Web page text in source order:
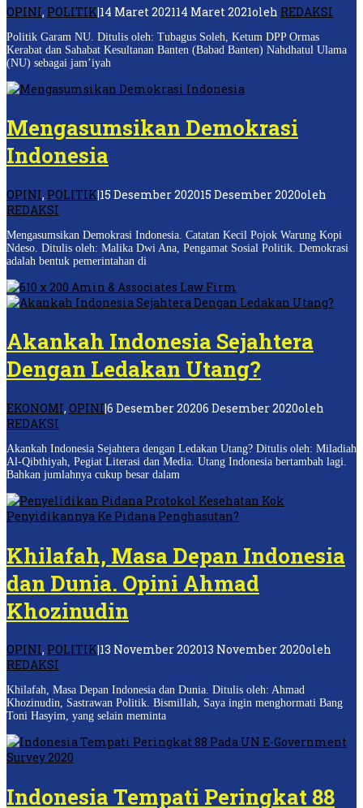
OPINI, POLITIK|14 Maret 202114 Maret 2021oleh REDAKSI
Politik Garam NU. Ditulis oleh: Tubagus Soleh, Ketum DPP Ormas
Kerabat dan Sahabat Kesultanan Banten (Babad Banten) Nahdhatul Ulama
(NU) sebagai jam’iyah
Mengasumsikan Demokrasi
Indonesia
OPINI, POLITIK|15 Desember 202015 Desember 2020oleh
REDAKSI
Mengasumsikan Demokrasi Indonesia. Catatan Kecil Pojok Warung Kopi
Ndeso. Ditulis oleh: Malika Dwi Ana, Pengamat Sosial Politik. Demokrasi
adalah bentuk pemerintahan di
Akankah Indonesia Sejahtera
Dengan Ledakan Utang?
EKONOMI, OPINI|6 Desember 20206 Desember 2020oleh
REDAKSI
Akankah Indonesia Sejahtera dengan Ledakan Utang? Ditulis oleh: Miladiah
Al-Qibthiyah, Pegiat Literasi dan Media. Utang Indonesia bertambah lagi.
Bahkan jumlahnya cukup besar dalam
Khilafah, Masa Depan Indonesia
dan Dunia. Opini Ahmad
Khozinudin
OPINI, POLITIK|13 November 202013 November 2020oleh
REDAKSI
Khilafah, Masa Depan Indonesia dan Dunia. Ditulis oleh: Ahmad
Khozinudin, Sastrawan Politik. Bismillah, Saya ingin menghormati Bang
Toni Hasyim, yang selain meminta
Indonesia Tempati Peringkat 88